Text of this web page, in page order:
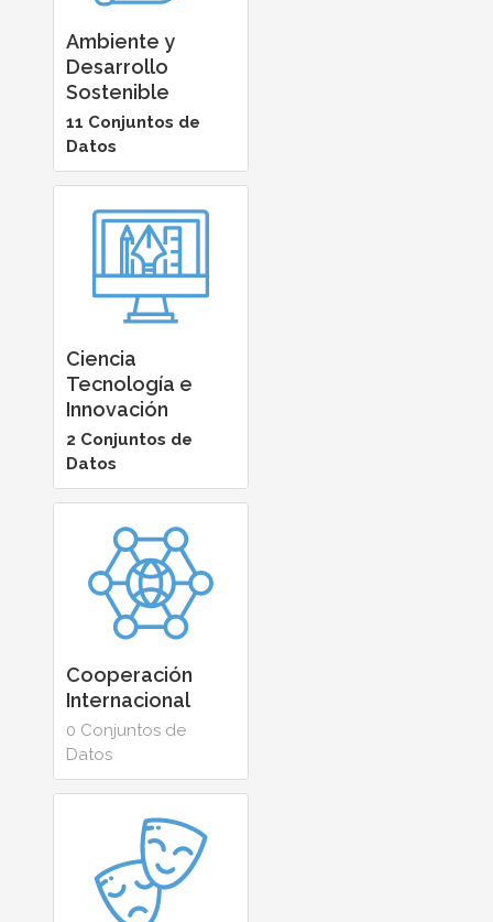
Ambiente y
Desarrollo
Sostenible
11 Conjuntos de
Datos
Ciencia
Tecnología e
Innovación
2 Conjuntos de
Datos
Cooperación
Internacional
0 Conjuntos de
Datos